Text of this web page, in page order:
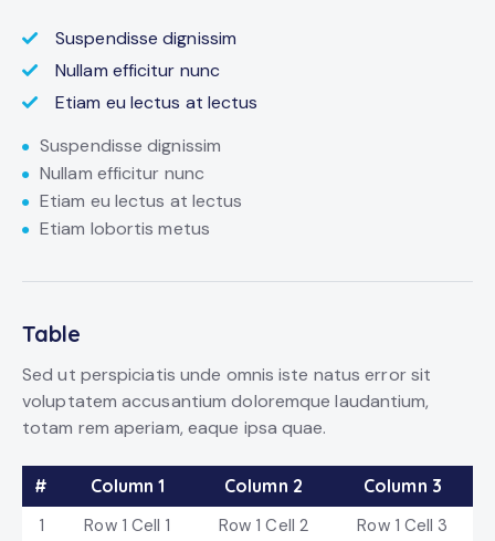
Suspendisse dignissim
Nullam efficitur nunc
Etiam eu lectus at lectus
Suspendisse dignissim
Nullam efficitur nunc
Etiam eu lectus at lectus
Etiam lobortis metus
Table
Sed ut perspiciatis unde omnis iste natus error sit
voluptatem accusantium doloremque laudantium,
totam rem aperiam, eaque ipsa quae.
# Column 1 Column 2
Column 3
1
Row 1 Cell 1 Row 1 Cell 2
Row 1 Cell 3